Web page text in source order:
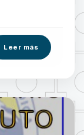
Leer más